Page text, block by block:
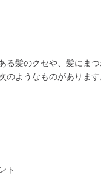
る髪のクセや、髪にま
のようなものがあります
ト